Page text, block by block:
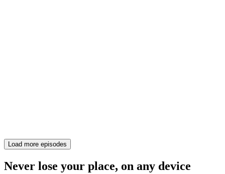
Load more episodes
Never lose your place, on any device